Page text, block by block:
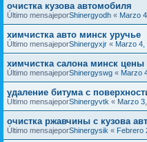
очистка кузова автомобиля
Último mensajeporShinergyodh « Marzo
химчистка авто минск уручье
Último mensajeporShinergyxjr « Marzo 4,
химчистка салона минск цены
Último mensajeporShinergyswg « Marzo
удаление битума с
Último mensajeporShinergyvtk « Marzo
очистка ржавчины с кузова
Último mensajeporShinergysik « Febrero